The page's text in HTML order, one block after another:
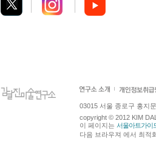
03015 서울 종로구 홍지
copyright © 2012 KIM
이 페이지는 서울아트가이
다음 브라우져 에서 최적